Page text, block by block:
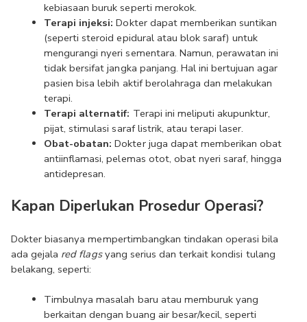
kebiasaan buruk seperti merokok.
Terapi injeksi: Dokter dapat memberikan suntikan
(seperti steroid epidural atau blok saraf) untuk
mengurangi nyeri sementara. Namun, perawatan ini
tidak bersifat jangka panjang. Hal ini bertujuan agar
pasien bisa lebih aktif berolahraga dan melakukan
terapi.
Terapi alternatif: Terapi ini meliputi akupunktur,
pijat, stimulasi saraf listrik, atau terapi laser.
Obat-obatan: Dokter juga dapat memberikan obat
antiinflamasi, pelemas otot, obat nyeri saraf, hingga
antidepresan.
Kapan Diperlukan Prosedur Operasi?
Dokter biasanya mempertimbangkan tindakan operasi bila
ada gejala red flags yang serius dan terkait kondisi tulang
belakang, seperti:
Timbulnya masalah baru atau memburuk yang
berkaitan dengan buang air besar/kecil, seperti